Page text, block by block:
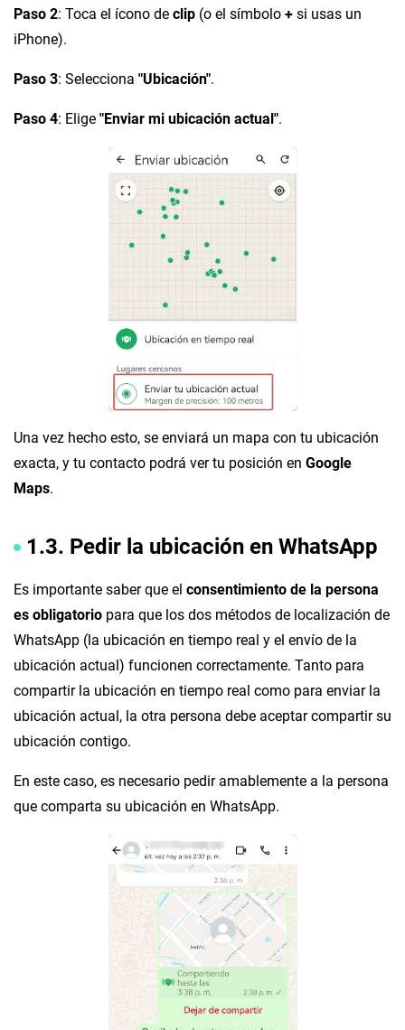
Paso 2: Toca el ícono de clip (o el símbolo + si usas un
iPhone).
Paso 3: Selecciona "Ubicación".
Paso 4: Elige "Enviar mi ubicación actual".
Una vez hecho esto, se enviará un mapa con tu ubicación
exacta, y tu contacto podrá ver tu posición en Google
Maps.
1.3. Pedir la ubicación en WhatsApp
Es importante saber que el consentimiento de la persona
es obligatorio para que los dos métodos de localización de
WhatsApp (la ubicación en tiempo real y el envío de la
ubicación actual) funcionen correctamente. Tanto para
compartir la ubicación en tiempo real como para enviar la
ubicación actual, la otra persona debe aceptar compartir su
ubicación contigo.
En este caso, es necesario pedir amablemente a la persona
que comparta su ubicación en WhatsApp.